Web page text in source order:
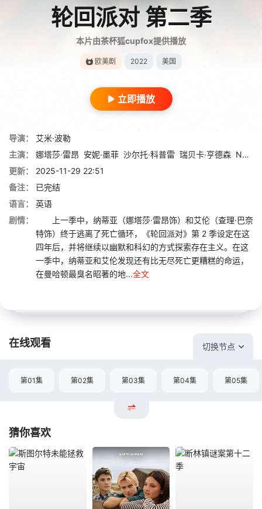
轮回派对 第二季
本片由茶杯狐cupfox提供播放
欧美剧 2022 美国
立即播放
导演：
艾米·波勒
主演：
娜塔莎·雷昂 安妮·墨菲 沙尔托·科普雷 瑞贝卡·亨德森 Neal Mayer
更新：
2025-11-29 22:51
备注：
已完结
语言：
英语
剧情：
上一季中，纳蒂亚（娜塔莎·雷昂饰）和艾伦（查理·巴奈
特饰）终于逃离了死亡循环，《轮回派对》第 2 季设定在这
四年后，并将继续以幽默和科幻的方式探索存在主义。在这
一季中，纳蒂亚和艾伦发现还有比无尽死亡更糟糕的命运，
在曼哈顿最臭名昭著的地...全文
在线观看 切换节点
第01集 第02集 第03集 第04集 第05集
猜你喜欢